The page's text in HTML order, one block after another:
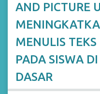
AND PICTURE
MENULIS
PADA SISWA
DASAR